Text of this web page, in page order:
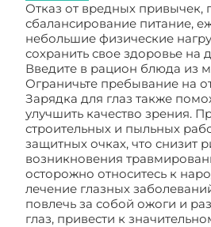
Отказ от вредных привычек,
сбалансирование питание,
небольшие физические
сохранить свое здоровье на
Введите в рацион блюда из
Ограничьте пребывание на
Зарядка для глаз также
улучшить качество зрения.
строительных и пыльных
защитных очках, что снизит
возникновения
осторожно относитесь к
лечение глазных
повлечь за собой ожоги и
глаз, привести к